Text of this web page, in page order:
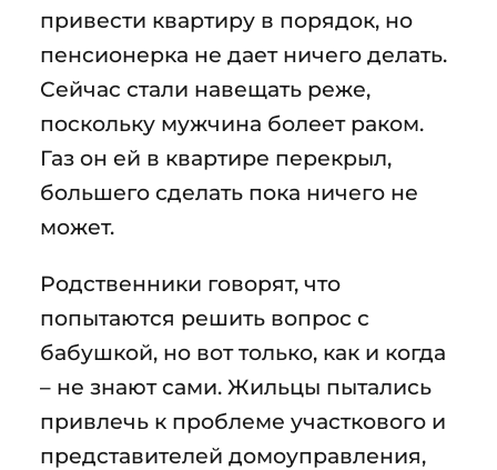
привести квартиру в порядок, но
пенсионерка не дает ничего делать.
Сейчас стали навещать реже,
поскольку мужчина болеет раком.
Газ он ей в квартире перекрыл,
большего сделать пока ничего не
может.
Родственники говорят, что
попытаются решить вопрос с
бабушкой, но вот только, как и когда
– не знают сами. Жильцы пытались
привлечь к проблеме участкового и
представителей домоуправления,